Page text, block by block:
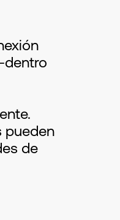
pueden
de